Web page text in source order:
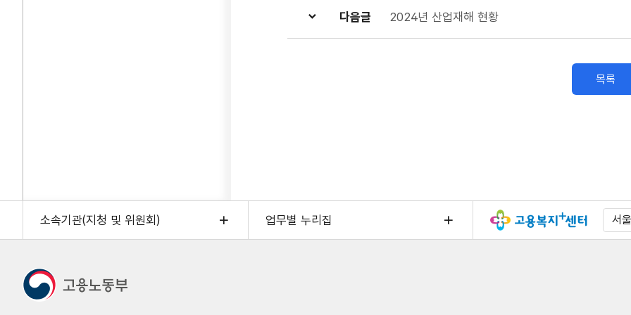
다음글 2024년 산업재해 현황
목록
소속기관(지청 및 위원회) 업무별 누리집 서